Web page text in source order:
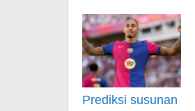
Prediksi susunan